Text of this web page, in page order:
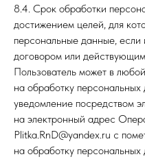
8.4. Срок обработки
достижением целей, для
персональные данные,
договором или
Пользователь может в
на обработку
уведомление посредством
на электронный адрес
Plitka.RnD@yandex.ru с
на обработку персональных